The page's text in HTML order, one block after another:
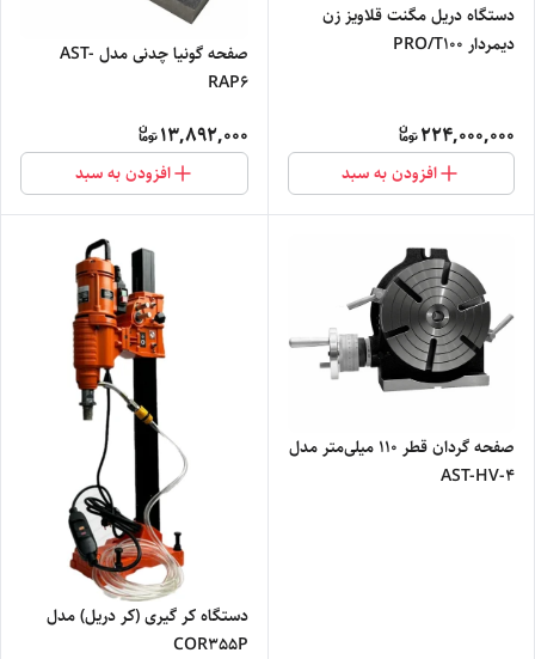
دستگاه دریل مگنت قلاویز زن
دیمردار PRO/T100
224,000,000
افزودن به سبد
صفحه گونیا چدنی مدل AST-
RAP6
13,892,000
افزودن به سبد
صفحه گردان قطر 110 میلی‌متر مدل
AST-HV-4
دستگاه کر گیری (کر دریل) مدل
COR355P